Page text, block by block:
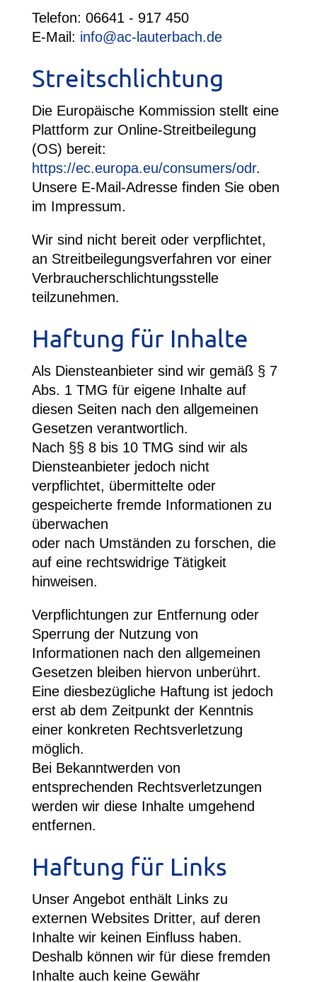
Telefon: 06641 - 917 450
E-Mail: info@ac-lauterbach.de
Streitschlichtung
Die Europäische Kommission stellt eine
Plattform zur Online-Streitbeilegung
(OS) bereit:
https://ec.europa.eu/consumers/odr.
Unsere E-Mail-Adresse finden Sie oben
im Impressum.
Wir sind nicht bereit oder verpflichtet,
an Streitbeilegungsverfahren vor einer
Verbraucherschlichtungsstelle
teilzunehmen.
Haftung für Inhalte
Als Diensteanbieter sind wir gemäß § 7
Abs. 1 TMG für eigene Inhalte auf
diesen Seiten nach den allgemeinen
Gesetzen verantwortlich.
Nach §§ 8 bis 10 TMG sind wir als
Diensteanbieter jedoch nicht
verpflichtet, übermittelte oder
gespeicherte fremde Informationen zu
überwachen
oder nach Umständen zu forschen, die
auf eine rechtswidrige Tätigkeit
hinweisen.
Verpflichtungen zur Entfernung oder
Sperrung der Nutzung von
Informationen nach den allgemeinen
Gesetzen bleiben hiervon unberührt.
Eine diesbezügliche Haftung ist jedoch
erst ab dem Zeitpunkt der Kenntnis
einer konkreten Rechtsverletzung
möglich.
Bei Bekanntwerden von
entsprechenden Rechtsverletzungen
werden wir diese Inhalte umgehend
entfernen.
Haftung für Links
Unser Angebot enthält Links zu
externen Websites Dritter, auf deren
Inhalte wir keinen Einfluss haben.
Deshalb können wir für diese fremden
Inhalte auch keine Gewähr